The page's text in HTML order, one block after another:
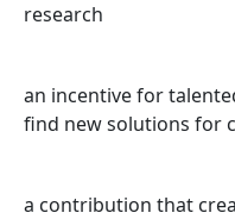
research
an incentive for
find new solutions for
a contribution that